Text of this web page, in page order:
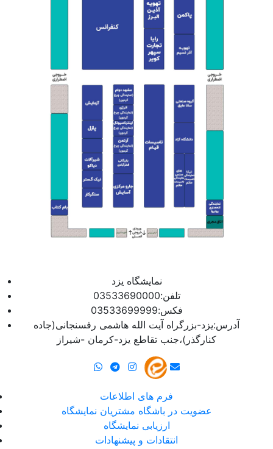
نمایشگاه یزد
تلفن:03533690000
فکس:03533699999
آدرس:یزد-بزرگراه آیت الله هاشمی رفسنجانی(جاده
کنارگذر)،جنب تقاطع یزد-کرمان -شیراز
فرم های اطلاعات
عضویت در باشگاه مشتریان نمایشگاه
ارزیابی نمایشگاه
انتقادات و پیشنهادات